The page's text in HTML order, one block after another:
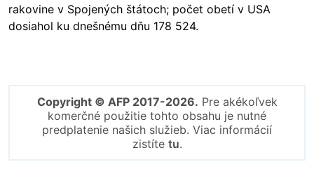
rakovine v Spojených štátoch; počet obetí v USA
dosiahol ku dnešnému dňu 178 524.
Copyright © AFP 2017-2026. Pre akékoľvek
komerčné použitie tohto obsahu je nutné
predplatenie našich služieb. Viac informácií
zistíte tu.